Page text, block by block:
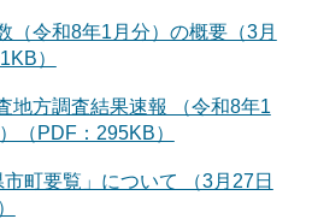
（令和8年1月分）の概要（3月
）
地方調査結果速報 （令和8年1
（PDF：295KB）
市町要覧」について （3月27日